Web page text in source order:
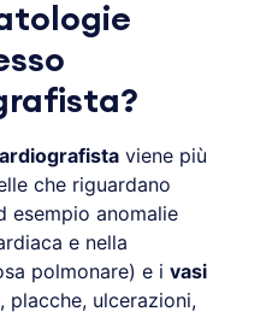
viene più
che riguardano
esempio anomalie
e nella
polmonare) e i vasi
placche, ulcerazioni,